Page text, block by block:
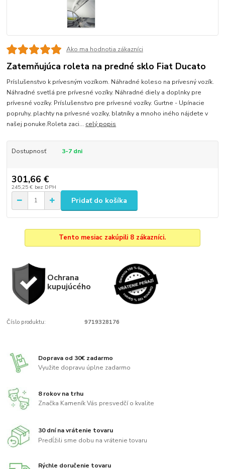
Ako ma hodnotia zákazníci
Zatemňujúca roleta na predné sklo Fiat Ducato
Príslušenstvo k prívesným vozíkom. Náhradné koleso na prívesný vozík.
Náhradné svetlá pre prívesné vozíky. Náhradné diely a doplnky pre
prívesné vozíky. Príslušenstvo pre prívesné vozíky. Gurtne - Upínacie
popruhy, plachty na prívesné vozíky, blatníky a mnoho iného nájdete v
našej ponuke.Roleta zaci... celý popis
Dostupnosť 3-7 dni
301,66 €
245,25 € bez DPH
Pridať do košíka
Tento mesiac zakúpili 8 zákazníci.
Ochrana
kupujúcého
Číslo produktu: 9719328176
Doprava od 30€ zadarmo
Využite dopravu úplne zadarmo
8 rokov na trhu
Značka Kameník Vás presvedčí o kvalite
30 dní na vrátenie tovaru
Predĺžili sme dobu na vrátenie tovaru
Rýchle doručenie tovaru